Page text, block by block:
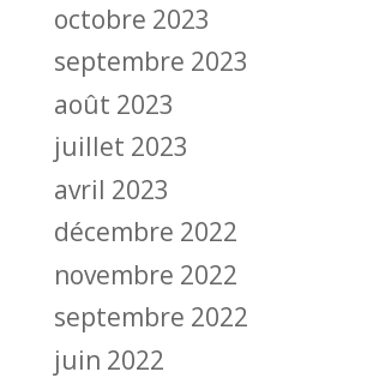
octobre 2023
septembre 2023
août 2023
juillet 2023
avril 2023
décembre 2022
novembre 2022
septembre 2022
juin 2022